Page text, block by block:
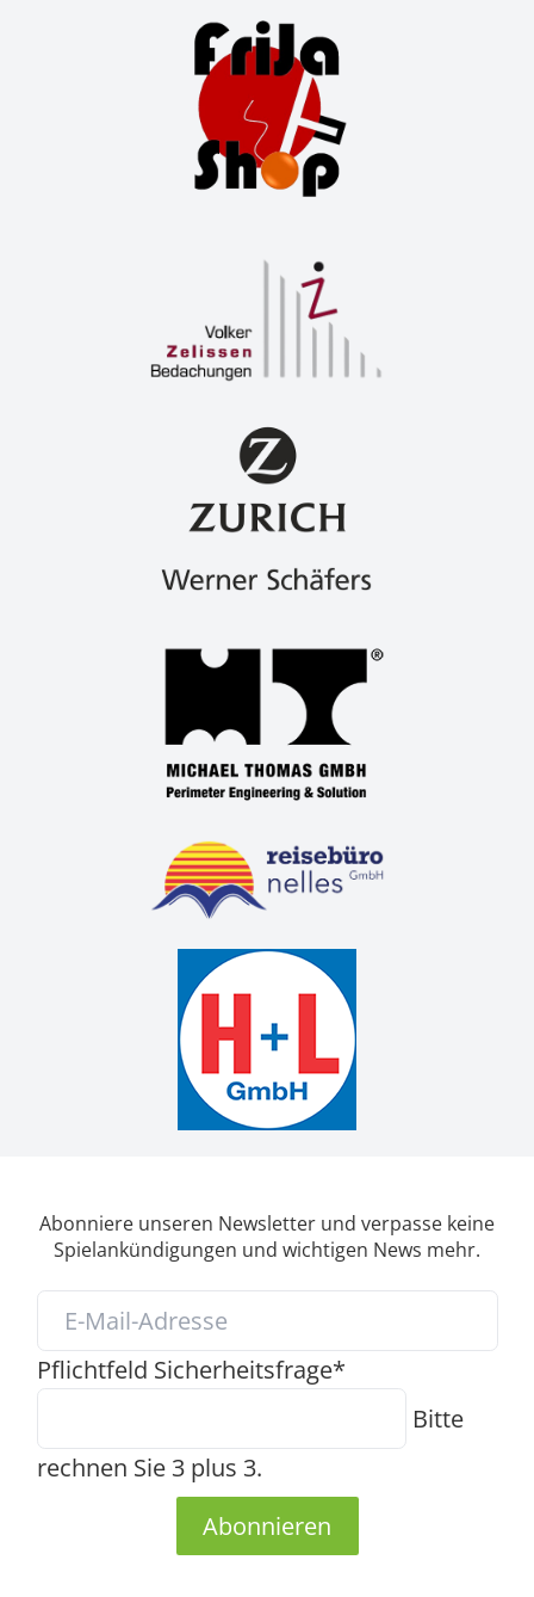
Abonniere unseren Newsletter und verpasse keine
Spielankündigungen und wichtigen News mehr.
Pflichtfeld Sicherheitsfrage*
Bitte
rechnen Sie 3 plus 3.
Abonnieren